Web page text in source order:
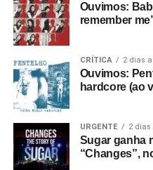
Ouvimos:
remember
CRÍTICA 2 dias
Ouvimos:
hardcore (ao
URGENTE 2 dias
Sugar ganha
“Changes”,